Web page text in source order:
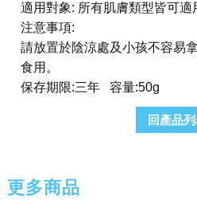
適用對象: 所有肌膚類型皆可適
注意事項:
請放置於陰涼處及小孩不容易
食用。
保存期限:三年 容量
回產品
更多商品